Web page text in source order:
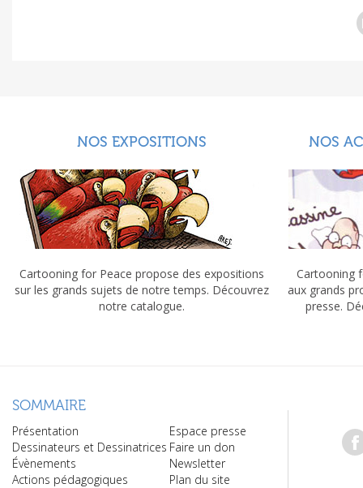
NOS EXPOSITIONS
Cartooning for Peace propose des expositions
sur les grands sujets de notre temps. Découvrez
notre catalogue.
NOS
Cartooning
aux grands
presse.
SOMMAIRE
Présentation
Dessinateurs et Dessinatrices
Évènements
Actions pédagogiques
Espace presse
Faire un don
Newsletter
Plan du site